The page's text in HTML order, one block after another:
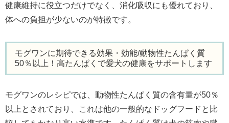
健康維持に役立つだけでなく、消化吸収にも優れており、
体への負担が少ないのが特徴です。
モグワンに期待できる効果・効能/動物性たんぱく質
50％以上！高たんぱくで愛犬の健康をサポートします
モグワンのレシピでは、動物性たんぱく質の含有量が50％
以上とされており、これは他の一般的なドッグフードと比